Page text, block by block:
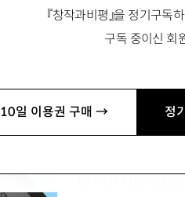
『창작과비평』을 정기구
구독 중이신 회
10일 이용권 구매 → 정
“SADANG—나는